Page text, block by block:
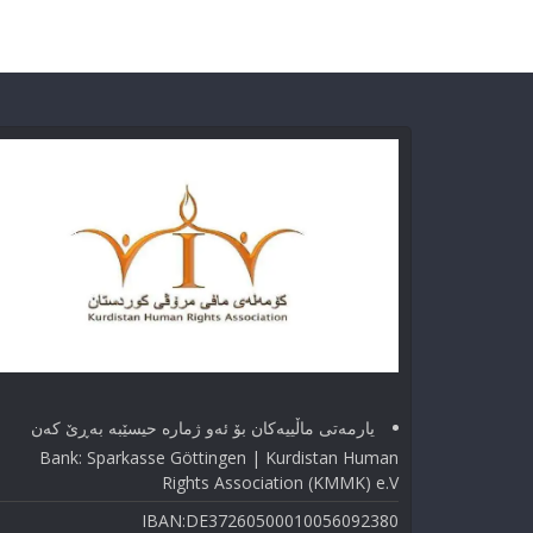
یارمەتی ماڵییەکان بۆ ئەو ژماره حیسێبە بەڕێ کەن
Bank: Sparkasse Göttingen | Kurdistan Human
Rights Association (KMMK) e.V
IBAN:DE37260500010056092380